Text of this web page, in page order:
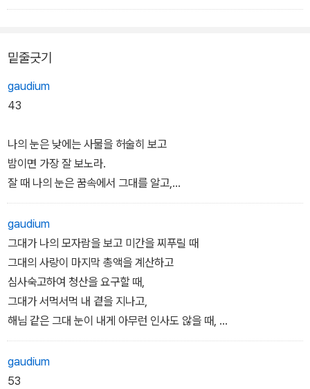
밑줄긋기
gaudium
43
나의 눈은 낮에는 사물을 허술히 보고
밤이면 가장 잘 보노라.
잘 때 나의 눈은 꿈속에서 그대를 알고,
눈은 감겼어도 빛 받아 어둠 속에서 밝은 존재로 향하게되노라.
그림자만이라도 어둠의 그늘을 빛나게 한다면,
그림자의 주인인 그대는 밝은 날에 더 밝은 빛을 가지고
얼마나 황홀한 모습을 보이리요,
보지 못하는 눈에게 그대의 그림자가 이렇게 찬란하노니!
대낮에 내 그대를 본다면,
내 눈은 또 얼마나 행복하리요.
한밤중 깊은 잠 속에 시력 없는 눈에도
불완전하고도 아름다운 그림자가 보인다면!
그대를 볼 때까지는 낮은 다 밤이요,
gaudium
그대가 나의 모자람을 보고 미간을 찌푸릴 때
그대의 사랑이 마지막 총액을 계산하고
심사숙고하여 청산을 요구할 때,
그대가 서먹서먹 내 곁을 지나고,
해님 같은 그대 눈이 내게 아무런 인사도 않을 때,
그런 때가 온다면, 그때를 대비하여 ,
또 사랑이 옛것과는 달리 변하여
움직일 수 없는 중대한 구실을 찾았을 때,
gaudium
53